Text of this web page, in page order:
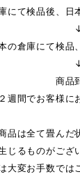
にて検品後、日
3~5日
の倉庫にて検品
品到
週間でお客様に
品は全て畳んだ
じるものがござ
大変お手数では